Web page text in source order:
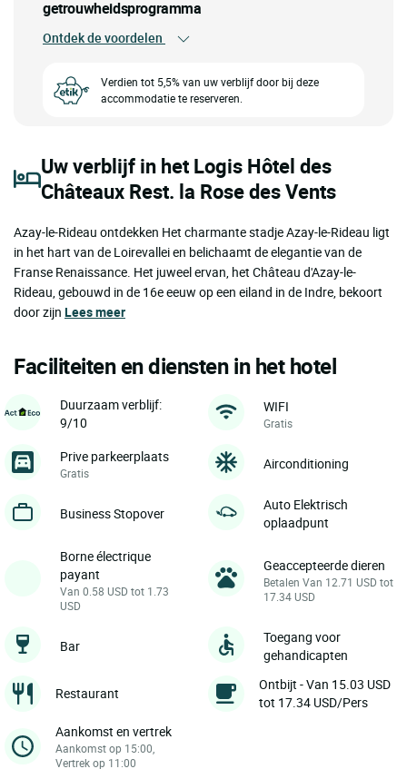
getrouwheidsprogramma
Ontdek de voordelen
Verdien tot 5,5% van uw verblijf door bij deze
accommodatie te reserveren.
Uw verblijf in het Logis Hôtel des
Châteaux Rest. la Rose des Vents
Azay-le-Rideau ontdekken Het charmante stadje Azay-le-Rideau ligt
in het hart van de Loirevallei en belichaamt de elegantie van de
Franse Renaissance. Het juweel ervan, het Château d'Azay-le-
Rideau, gebouwd in de 16e eeuw op een eiland in de Indre, bekoort
door zijn Lees meer
Faciliteiten en diensten in het hotel
Duurzaam verblijf:
9/10
WIFI
Gratis
Prive parkeerplaats
Gratis
Airconditioning
Business Stopover
Auto Elektrisch
oplaadpunt
Borne électrique
payant
Van 0.58 USD tot 1.73
USD
Geaccepteerde dieren
Betalen Van 12.71 USD tot
17.34 USD
Bar
Toegang voor
gehandicapten
Restaurant
Ontbijt - Van 15.03 USD
tot 17.34 USD/Pers
Aankomst en vertrek
Aankomst op 15:00,
Vertrek op 11:00